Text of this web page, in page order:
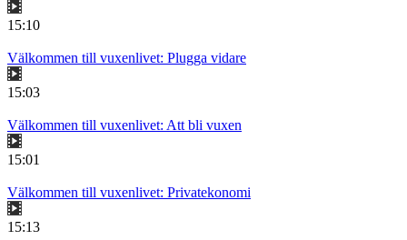
15:10
Välkommen till vuxenlivet: Plugga vidare
15:03
Välkommen till vuxenlivet: Att bli vuxen
15:01
Välkommen till vuxenlivet: Privatekonomi
15:13